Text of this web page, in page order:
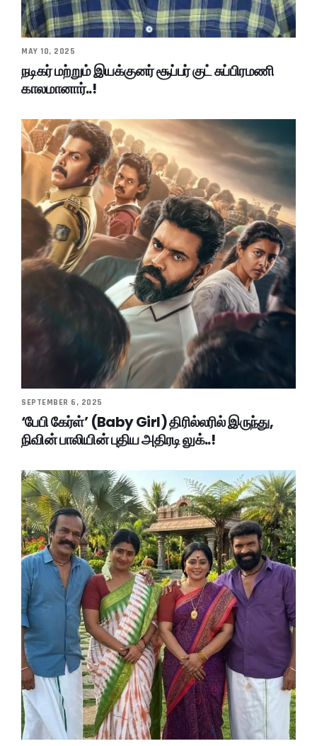
MAY 10, 2025
நடிகர் மற்றும் இயக்குனர் சூப்பர் குட் சுப்பிரமணி
காலமானார்..!
SEPTEMBER 6, 2025
‘பேபி கேர்ள்’ (Baby Girl) திரில்லரில் இருந்து,
நிவின் பாலியின் புதிய அதிரடி லுக்..!